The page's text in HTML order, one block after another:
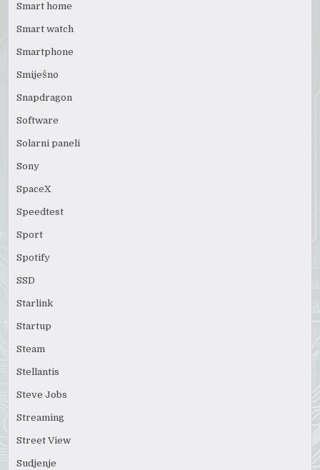
Smart home
Smart watch
Smartphone
Smiješno
Snapdragon
Software
Solarni paneli
Sony
SpaceX
Speedtest
Sport
Spotify
SSD
Starlink
Startup
Steam
Stellantis
Steve Jobs
Streaming
Street View
Sudjenje